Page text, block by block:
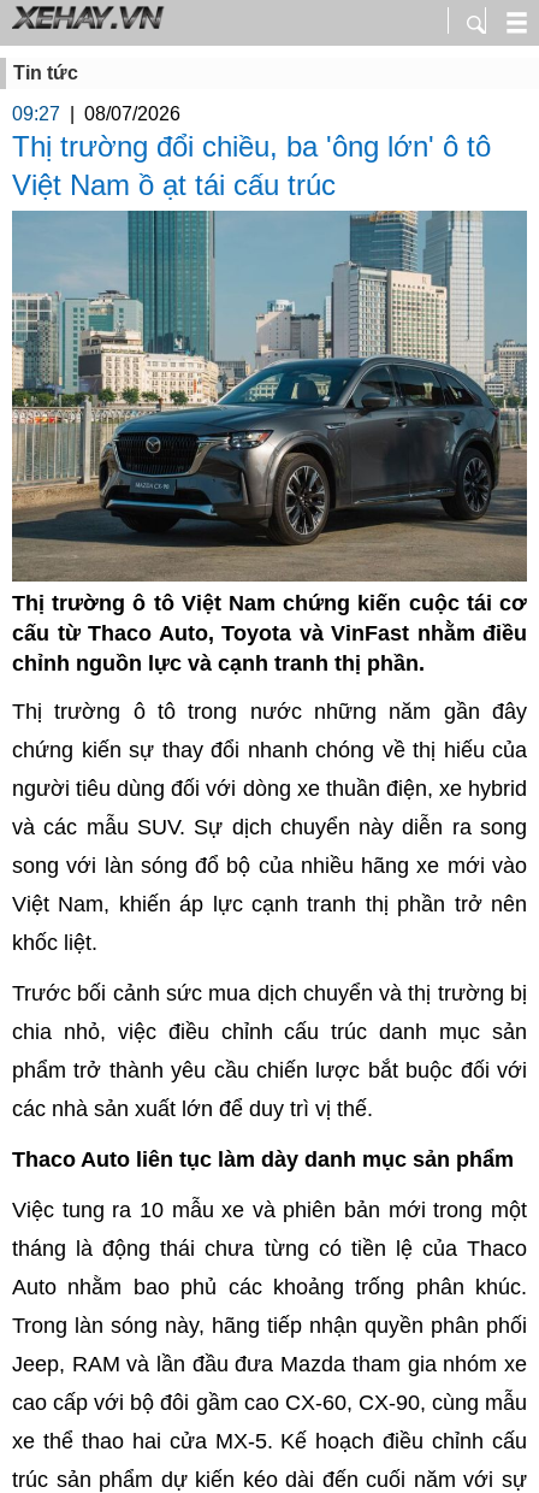
Tin tức
09:27
08/07/2026
Thị trường đổi chiều, ba 'ông lớn' ô tô
Việt Nam ồ ạt tái cấu trúc
Thị trường ô tô Việt Nam chứng kiến cuộc tái cơ
cấu từ Thaco Auto, Toyota và VinFast nhằm điều
chỉnh nguồn lực và cạnh tranh thị phần.
Thị trường ô tô trong nước những năm gần đây
chứng kiến sự thay đổi nhanh chóng về thị hiếu của
người tiêu dùng đối với dòng xe thuần điện, xe hybrid
và các mẫu SUV. Sự dịch chuyển này diễn ra song
song với làn sóng đổ bộ của nhiều hãng xe mới vào
Việt Nam, khiến áp lực cạnh tranh thị phần trở nên
khốc liệt.
Trước bối cảnh sức mua dịch chuyển và thị trường bị
chia nhỏ, việc điều chỉnh cấu trúc danh mục sản
phẩm trở thành yêu cầu chiến lược bắt buộc đối với
các nhà sản xuất lớn để duy trì vị thế.
Thaco Auto liên tục làm dày danh mục sản phẩm
Việc tung ra 10 mẫu xe và phiên bản mới trong một
tháng là động thái chưa từng có tiền lệ của Thaco
Auto nhằm bao phủ các khoảng trống phân khúc.
Trong làn sóng này, hãng tiếp nhận quyền phân phối
Jeep, RAM và lần đầu đưa Mazda tham gia nhóm xe
cao cấp với bộ đôi gầm cao CX-60, CX-90, cùng mẫu
xe thể thao hai cửa MX-5. Kế hoạch điều chỉnh cấu
trúc sản phẩm dự kiến kéo dài đến cuối năm với sự